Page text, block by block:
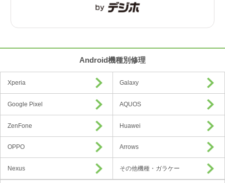
Android機種別修理
Xperia Galaxy
Google Pixel AQUOS
ZenFone Huawei
OPPO Arrows
Nexus その他機種・ガラケー